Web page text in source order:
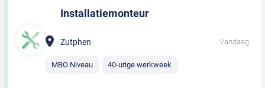
Installatiemonteur
Zutphen Vandaag
MBO Niveau 40-urige werkweek